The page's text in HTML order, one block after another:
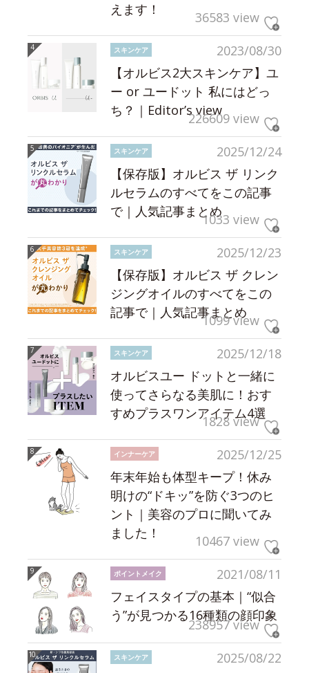
えます！
36583 view
2023/08/30
スキンケア
【オルビス2大スキンケア】ユ
ー or ユードット 私にはどっ
ち？｜Editor’s view226609 view
2025/12/24
スキンケア
【保存版】オルビス ザ リンク
ルセラムのすべてをこの記事
で｜人気記事まとめ1033 view
2025/12/23
スキンケア
【保存版】オルビス ザ クレン
ジングオイルのすべてをこの
記事で｜人気記事まとめ
1099 view
2025/12/18
スキンケア
オルビスユー ドットと一緒に
使ってさらなる美肌に！おす
すめプラスワンアイテム4選
1828 view
2025/12/25
インナーケア
年末年始も体型キープ！休み
明けの“ドキッ”を防ぐ3つのヒ
ント｜美容のプロに聞いてみ
ました！
10467 view
2021/08/11
ポイントメイク
フェイスタイプの基本｜“似合
う”が見つかる16種類の顔印象
238957 view
2025/08/22
スキンケア